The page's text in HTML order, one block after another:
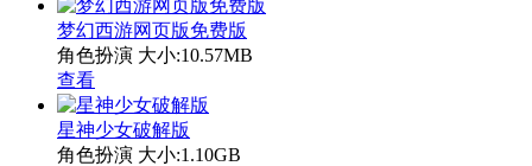
梦幻西游网页版免费版
角色扮演 大小:10.57MB
查看
星神少女破解版
角色扮演 大小:1.10GB